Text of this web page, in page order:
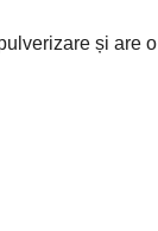
și are